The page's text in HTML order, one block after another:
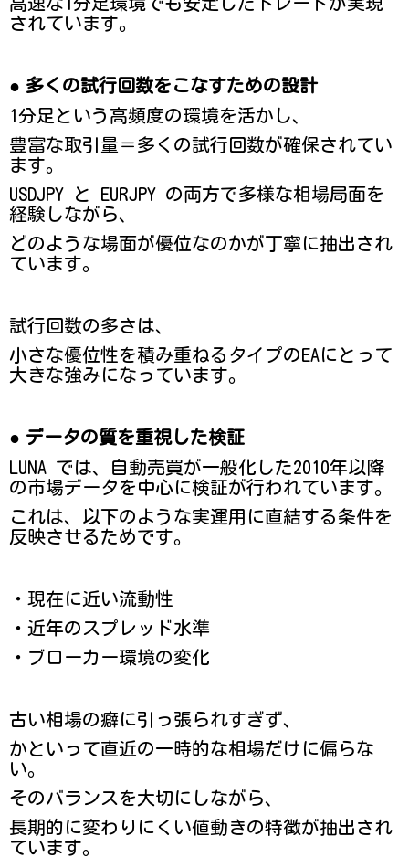
されています。
● 多くの試行回数をこなすための設計
1分足という高頻度の環境を活かし、
豊富な取引量＝多くの試行回数が確保されてい
ます。
USDJPY と EURJPY の両方で多様な相場局面を
経験しながら、
どのような場面が優位なのかが丁寧に抽出され
ています。
試行回数の多さは、
小さな優位性を積み重ねるタイプのEAにとって
大きな強みになっています。
● データの質を重視した検証
LUNA では、自動売買が一般化した2010年以降
の市場データを中心に検証が行われています。
これは、以下のような実運用に直結する条件を
反映させるためです。
・現在に近い流動性
・近年のスプレッド水準
・ブローカー環境の変化
古い相場の癖に引っ張られすぎず、
かといって直近の一時的な相場だけに偏らな
い。
そのバランスを大切にしながら、
長期的に変わりにくい値動きの特徴が抽出され
ています。